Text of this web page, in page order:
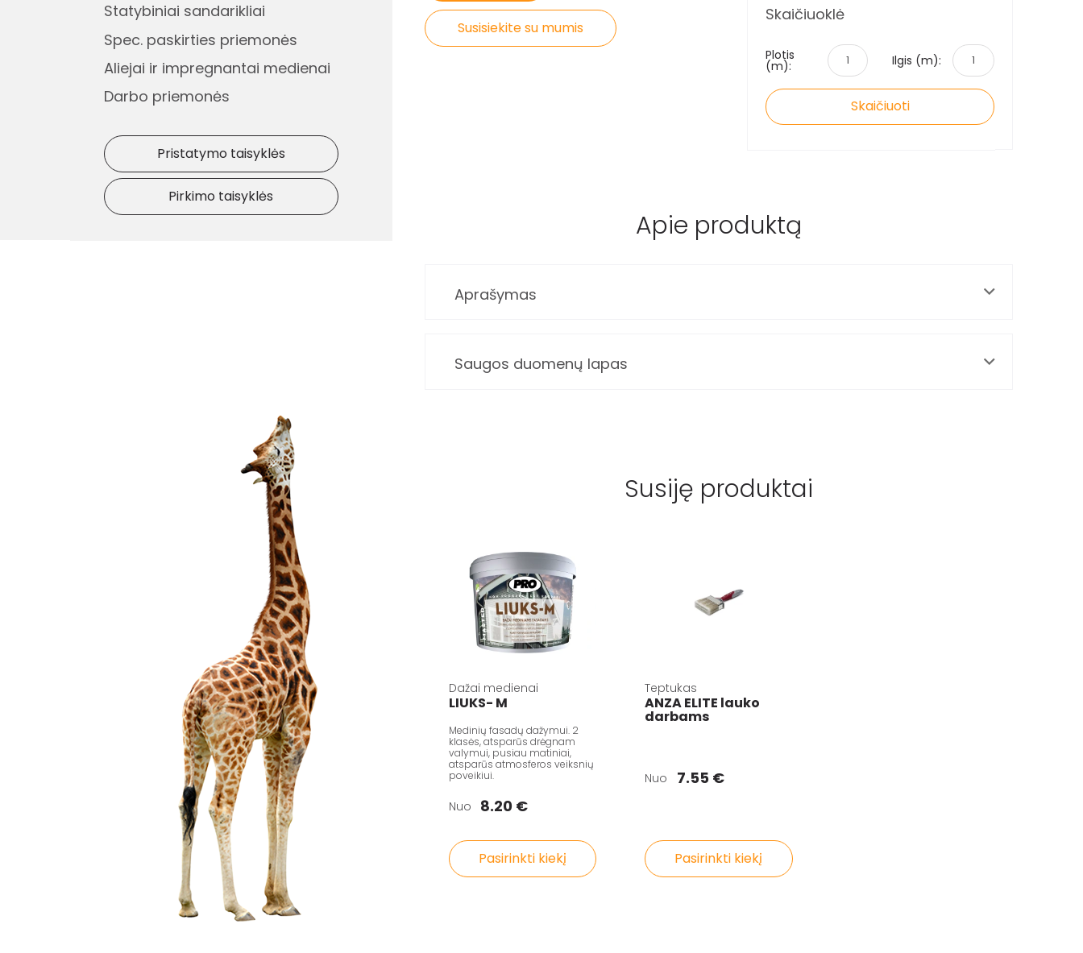
Statybiniai sandarikliai
Spec. paskirties priemonės
Aliejai ir impregnantai medienai
Darbo priemonės
Pristatymo taisyklės
Pirkimo taisyklės
Susisiekite su mumis
Skaičiuoklė
Plotis
(m): Ilgis (m):
Skaičiuoti
Apie produktą
Aprašymas
Saugos duomenų lapas
Susiję produktai
Dažai medienai
LIUKS- M
Medinių fasadų dažymui. 2
klasės, atsparūs drėgnam
valymui, pusiau matiniai,
atsparūs atmosferos veiksnių
poveikiui.
Nuo 8.20 €
Pasirinkti kiekį
Teptukas
ANZA ELITE lauko
darbams
Nuo 7.55 €
Pasirinkti kiekį